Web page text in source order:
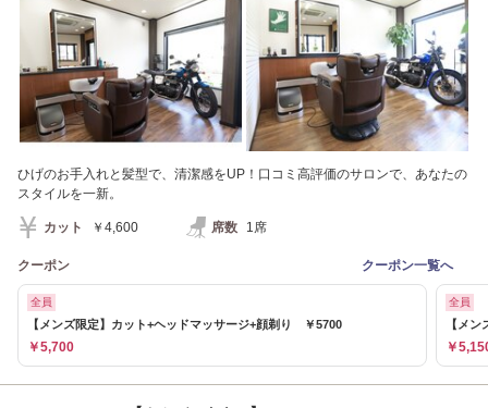
ひげのお手入れと髪型で、清潔感をUP！口コミ高評価のサロンで、あなたの
スタイルを一新。
カット ￥4,600 席数 1席
クーポン クーポン一覧へ
全員
【メンズ限定】カット+ヘッドマッサージ+顔剃り ￥5700
￥5,700
全員
【メ
￥